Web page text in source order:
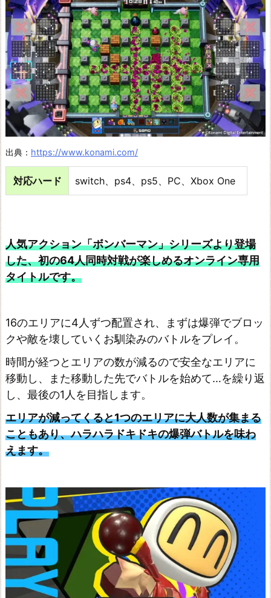
出典： https://www.konami.com/
対応ハード switch、ps4、ps5、PC、Xbox One
人気アクション「ボンバーマン」シリーズより登場
した、初の64人同時対戦が楽しめるオンライン専用
タイトルです。
16のエリアに4人ずつ配置され、まずは爆弾でブロッ
クや敵を壊していくお馴染みのバトルをプレイ。
時間が経つとエリアの数が減るので安全なエリアに
移動し、また移動した先でバトルを始めて…を繰り返
し、最後の1人を目指します。
エリアが減ってくると1つのエリアに大人数が集まる
こともあり、ハラハラドキドキの爆弾バトルを味わ
えます。